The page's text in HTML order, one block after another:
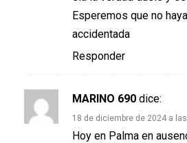
Esperemos que no
accidentada
Responder
MARINO 690 dice:
18 de diciembre de 2024 a
Hoy en Palma en